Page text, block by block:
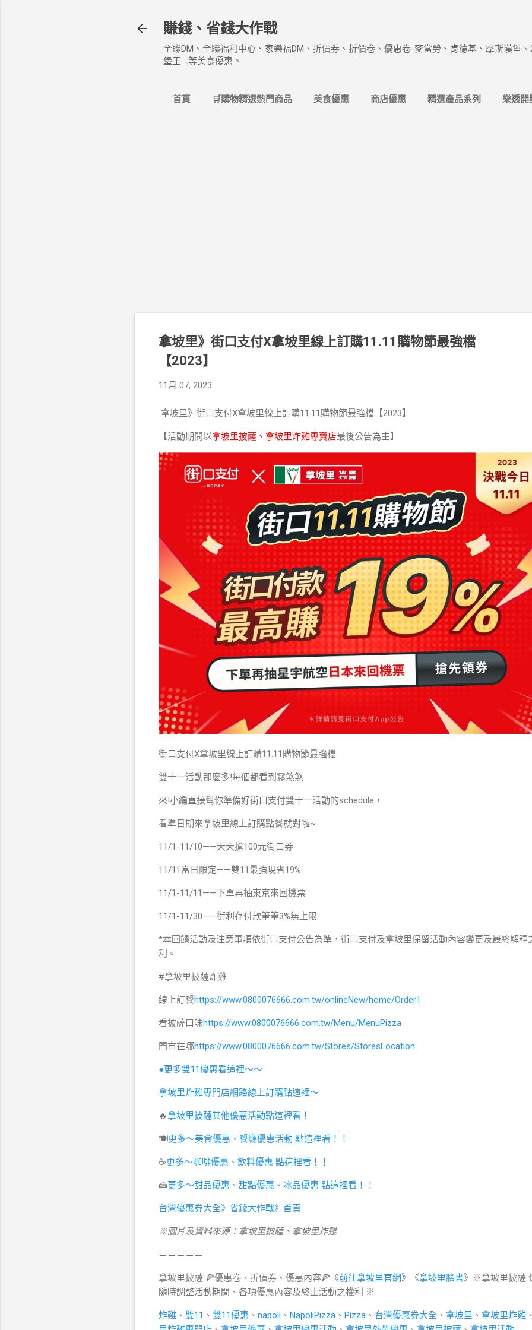
賺錢、省錢大作戰
全聯DM、全聯福利中心、家樂福DM、折價券、折價卷、優惠卷-麥當勞、肯德基、摩斯漢堡
堡王....等美食優惠。
首頁 🛒購物精選熱門商品 美食優惠 商店優惠 精選產品系列 樂透開
拿坡里》街口支付X拿坡里線上訂購11.11購物節最強檔
【2023】
11月 07, 2023
拿坡里》街口支付X拿坡里線上訂購11.11購物節最強檔【2023】
【活動期間以拿坡里披薩、拿坡里炸雞專賣店最後公告為主】
街口支付X拿坡里線上訂購11.11購物節最強檔
雙十一活動那麼多!每個都看到霧煞煞
來!小編直接幫你準備好街口支付雙十一活動的schedule，
看準日期來拿坡里線上訂購點餐就對啦~
11/1-11/10——天天搶100元街口券
11/11當日限定——雙11最強現省19%
11/1-11/11——下單再抽東京來回機票
11/1-11/30——街利存付款筆筆3%無上限
*本回饋活動及注意事項依街口支付公告為準，街口支付及拿坡里保留活動內容變更及最終解釋
利。
#拿坡里披薩炸雞
線上訂餐https://www.0800076666.com.tw/onlineNew/home/Order1
看披薩口味https://www.0800076666.com.tw/Menu/MenuPizza
門市在哪https://www.0800076666.com.tw/Stores/StoresLocation
●更多雙11優惠看這裡～～
拿坡里炸雞專門店網路線上訂購點這裡～
🔥拿坡里披薩其他優惠活動點這裡看！
🍽更多～美食優惠、餐廳優惠活動 點這裡看！！
☕️更多～咖啡優惠、飲料優惠 點這裡看！！
🍰更多～甜品優惠、甜點優惠、冰品優惠 點這裡看！！
台灣優惠券大全》省錢大作戰》首頁
※圖片及資料來源：拿坡里披薩、拿坡里炸雞
＝＝＝＝＝
拿坡里披薩 🍕優惠卷、折價券、優惠內容🍕《前往拿坡里官網》《拿坡里臉書》※拿坡里披薩
隨時調整活動期間、各項優惠內容及終止活動之權利 ※
炸雞 、 雙11 、 雙11優惠 、 napoli 、 NapoliPizza 、 Pizza 、 台灣優惠券大全 、 拿坡里 、 拿坡里炸雞